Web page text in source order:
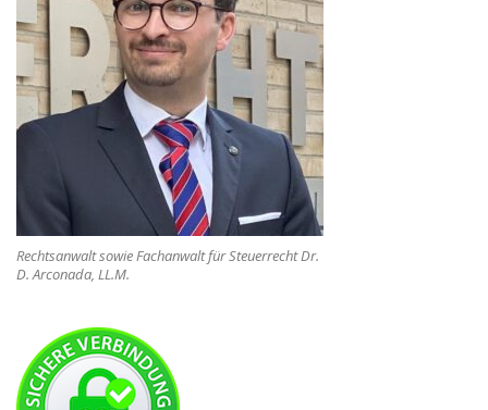
Rechtsanwalt sowie Fachanwalt für Steuerrecht Dr.
D. Arconada, LL.M.